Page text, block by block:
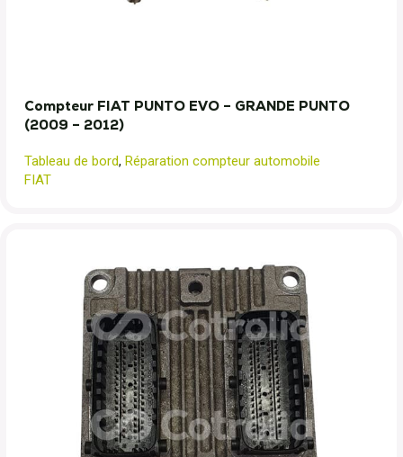
Compteur FIAT PUNTO EVO – GRANDE PUNTO
(2009 – 2012)
Tableau de bord, Réparation compteur automobile
FIAT